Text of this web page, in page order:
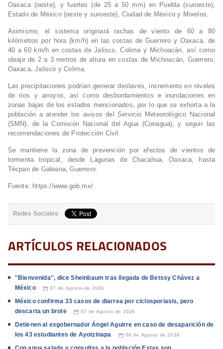
Oaxaca (oeste), y fuertes (de 25 a 50 mm) en Puebla (suroeste),
Estado de México (oeste y suroeste), Ciudad de México y Morelos.
Asimismo, el sistema originará rachas de viento de 60 a 80
kilómetros por hora (km/h) en las costas de Guerrero y Oaxaca, de
40 a 60 km/h en costas de Jalisco, Colima y Michoacán, así como
oleaje de 2 a 3 metros de altura en costas de Michoacán, Guerrero,
Oaxaca, Jalisco y Colima.
Las precipitaciones podrían generar deslaves, incremento en niveles
de ríos y arroyos, así como desbordamientos e inundaciones en
zonas bajas de los estados mencionados, por lo que se exhorta a la
población a atender los avisos del Servicio Meteorológico Nacional
(SMN), de la Comisión Nacional del Agua (Conagua), y seguir las
recomendaciones de Protección Civil.
Se mantiene la zona de prevención por efectos de vientos de
tormenta tropical, desde Lagunas de Chacahua, Oaxaca, hasta
Técpan de Galeana, Guerrero.
Fuente: https://www.gob.mx/
Redes Sociales
ARTÍCULOS RELACIONADOS
''Bienvenida'', dice Sheinbaum tras llegada de Betssy Chávez a
México
📅 07 de Agosto de 2026
México confirma 33 casos de diarrea por ciclosporiasis, pero
descarta un brote
📅 07 de Agosto de 2026
Detienen al exgobernador Ángel Aguirre en caso de desaparición de
los 43 estudiantes de Ayotzinapa
📅 06 de Agosto de 2026